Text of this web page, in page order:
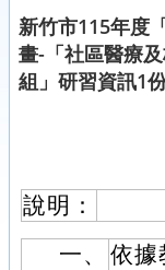
新竹市115年度
畫-「社區醫療
組」研習資訊1
說明：
一、
依據